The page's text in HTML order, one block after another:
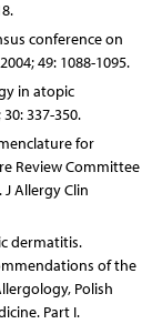
conference on
49: 1088-1095.
in atopic
337-350.
for
Review Committee
Allergy Clin
dermatitis.
of the
Polish
Part I.